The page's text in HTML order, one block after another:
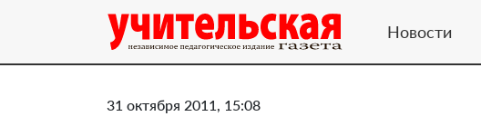
Новости
31 октября 2011, 15:08